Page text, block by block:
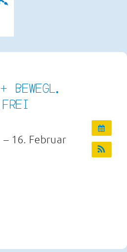
Infos und Termine
BEWEGL.
16. Februar